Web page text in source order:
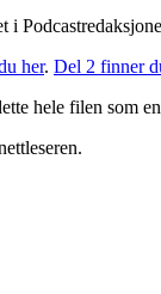
her. Del 2 finner
hele filen som